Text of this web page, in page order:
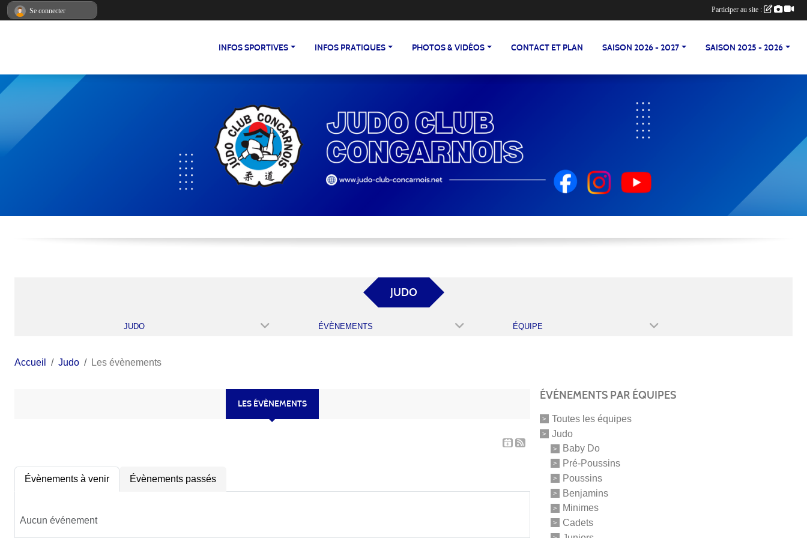
INFOS SPORTIVES INFOS PRATIQUES PHOTOS & VIDÉOS CONTACT ET PLAN SAISON 2026 - 2027 SAISON 2025 - 2026
JUDO
JUDO ÉVÈNEMENTS ÉQUIPE
Accueil Judo Les évènements
LES ÉVÈNEMENTS
Évènements à venir Évènements passés
Aucun événement
ÉVÉNEMENTS PAR ÉQUIPES
Toutes les équipes
Judo
Baby Do
Pré-Poussins
Poussins
Benjamins
Minimes
Cadets
Se connecter Participer au site :
Panneau de gestion des cookies